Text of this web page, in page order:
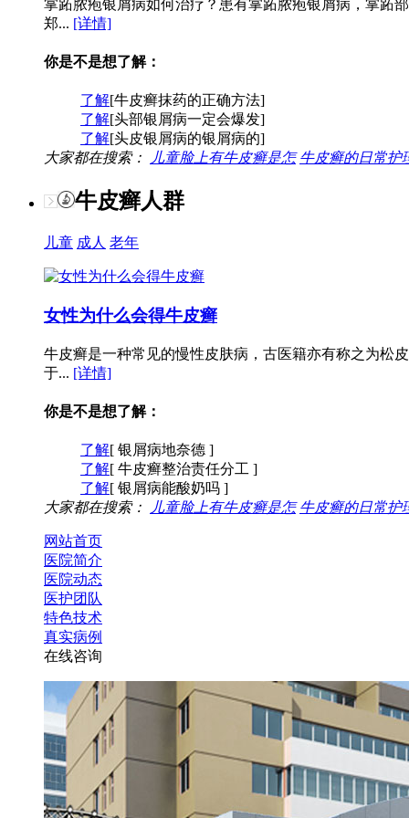
掌跖脓疱银屑病如何治疗？患有掌跖脓疱银屑病，掌跖
郑... [详情]
你是不是想了解：
了解[牛皮癣抹药的正确方法]
了解[头部银屑病一定会爆发]
了解[头皮银屑病的银屑病的]
大家都在搜索：
儿童脸上有牛皮癣是怎 牛皮癣的日常护
牛皮癣人群
儿童 成人 老年
女性为什么会得牛皮癣
牛皮癣是一种常见的慢性皮肤病，古医籍亦有称之为松
于... [详情]
你是不是想了解：
了解[ 银屑病地奈德 ]
了解[ 牛皮癣整治责任分工 ]
了解[ 银屑病能酸奶吗 ]
大家都在搜索：
儿童脸上有牛皮癣是怎 牛皮癣的日常护
网站首页
医院简介
医院动态
医护团队
特色技术
真实病例
在线咨询